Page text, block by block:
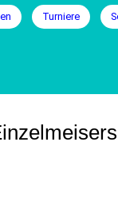
Turniere